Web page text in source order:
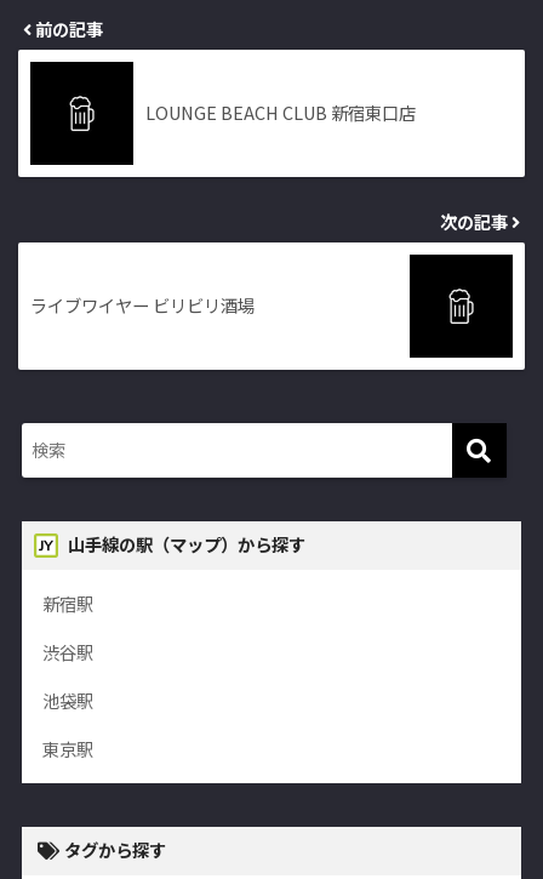
前の記事
LOUNGE BEACH CLUB 新宿東口店
次の記事
ライブワイヤー ビリビリ酒場
山手線の駅（マップ）から探す
新宿駅
渋谷駅
池袋駅
東京駅
タグから探す